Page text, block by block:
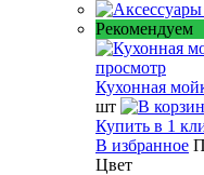
Рекомендуем
просмотр
Кухонная
шт
Купить в 1
В избранное
Цвет